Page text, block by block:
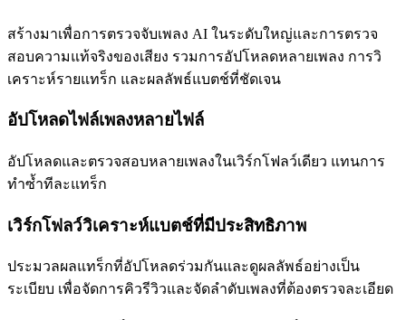
สร้างมาเพื่อการตรวจจับเพลง AI ในระดับใหญ่และการตรวจ
สอบความแท้จริงของเสียง รวมการอัปโหลดหลายเพลง การวิ
เคราะห์รายแทร็ก และผลลัพธ์แบตช์ที่ชัดเจน
อัปโหลดไฟล์เพลงหลายไฟล์
อัปโหลดและตรวจสอบหลายเพลงในเวิร์กโฟลว์เดียว แทนการ
ทำซ้ำทีละแทร็ก
เวิร์กโฟลว์วิเคราะห์แบตช์ที่มีประสิทธิภาพ
ประมวลผลแทร็กที่อัปโหลดร่วมกันและดูผลลัพธ์อย่างเป็น
ระเบียบ เพื่อจัดการคิวรีวิวและจัดลำดับเพลงที่ต้องตรวจละเอียด